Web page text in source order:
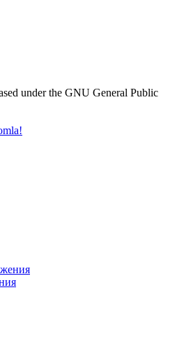
under the GNU General Public